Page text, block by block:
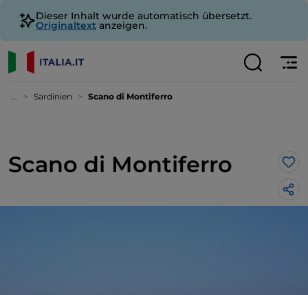
Dieser Inhalt wurde automatisch übersetzt.
Originaltext anzeigen.
... Sardinien Scano di Montiferro
Scano di Montiferro